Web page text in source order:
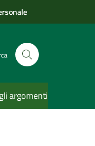
argomenti